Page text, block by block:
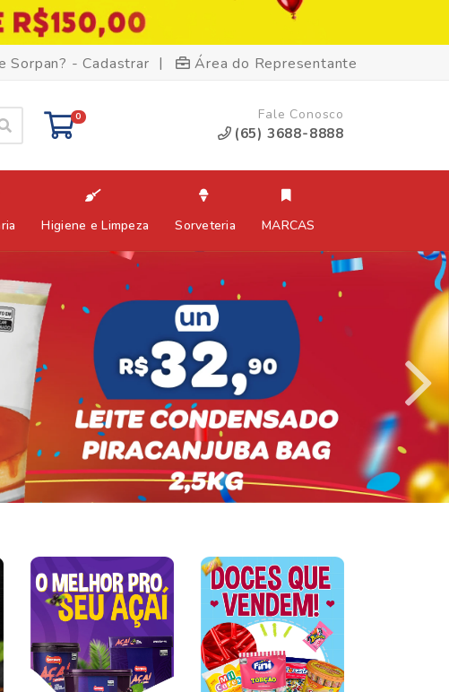
Sorpan? - Cadastrar | Área do Representante
0 Fale Conosco
(65) 3688-8888
Higiene e Limpeza Sorveteria MARCAS